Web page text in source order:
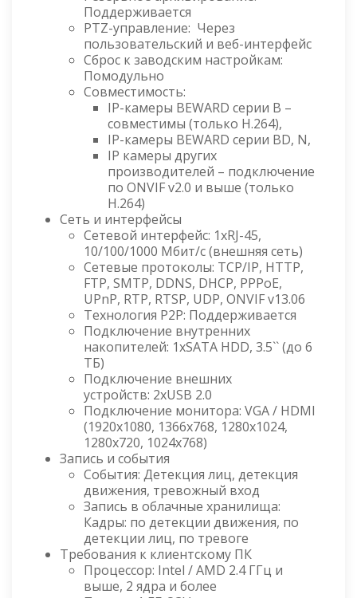
Поддерживается
PTZ-управление: Через
пользовательский и веб-интерфейс
Сброс к заводским настройкам:
Помодульно
Совместимость:
IP-камеры BEWARD серии B –
совместимы (только H.264),
IP-камеры BEWARD серии BD, N,
IP камеры других
производителей – подключение
по ONVIF v2.0 и выше (только
H.264)
Сеть и интерфейсы
Сетевой интерфейс: 1хRJ-45,
10/100/1000 Мбит/с (внешняя сеть)
Сетевые протоколы: TCP/IP, HTTP,
FTP, SMTP, DDNS, DHCP, PPPoE,
UPnP, RTP, RTSP, UDP, ONVIF v13.06
Технология P2P: Поддерживается
Подключение внутренних
накопителей: 1хSATA HDD, 3.5`` (до 6
ТБ)
Подключение внешних
устройств: 2хUSB 2.0
Подключение монитора: VGA / HDMI
(1920x1080, 1366x768, 1280x1024,
1280x720, 1024x768)
Запись и события
События: Детекция лиц, детекция
движения, тревожный вход
Запись в облачные хранилища:
Кадры: по детекции движения, по
детекции лиц, по тревоге
Требования к клиентскому ПК
Процессор: Intel / AMD 2.4 ГГц и
выше, 2 ядра и более